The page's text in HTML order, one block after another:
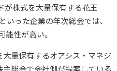
が株式を大量保有する花王
いった企業の年次総会では、
性が高い。
量保有するオアシス・マネジ
総会で会社側が提案している